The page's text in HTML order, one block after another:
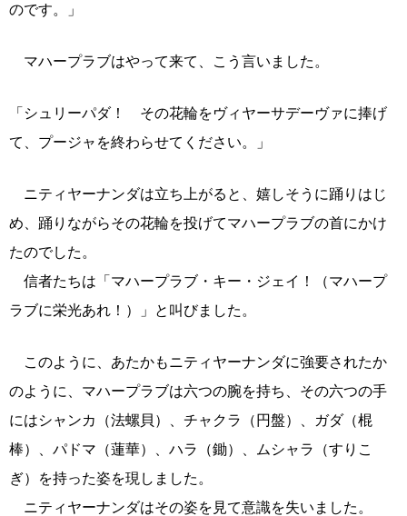
のです。」
マハープラブはやって来て、こう言いました。
「シュリーパダ！ その花輪をヴィヤーサデーヴァに捧げ
て、プージャを終わらせてください。」
ニティヤーナンダは立ち上がると、嬉しそうに踊りはじ
め、踊りながらその花輪を投げてマハープラブの首にかけ
たのでした。
信者たちは「マハープラブ・キー・ジェイ！（マハープ
ラブに栄光あれ！）」と叫びました。
このように、あたかもニティヤーナンダに強要されたか
のように、マハープラブは六つの腕を持ち、その六つの手
にはシャンカ（法螺貝）、チャクラ（円盤）、ガダ（棍
棒）、パドマ（蓮華）、ハラ（鋤）、ムシャラ（すりこ
ぎ）を持った姿を現しました。
ニティヤーナンダはその姿を見て意識を失いました。